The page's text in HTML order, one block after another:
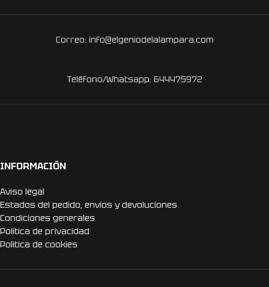
Correo: info@elgeniodelalampara.com
Teléfono/Whatsapp: 644475972
INFORMACIÓN
Aviso legal
Estados del pedido, envíos y devoluciones
Condiciones generales
Politica de privacidad
Politica de cookies